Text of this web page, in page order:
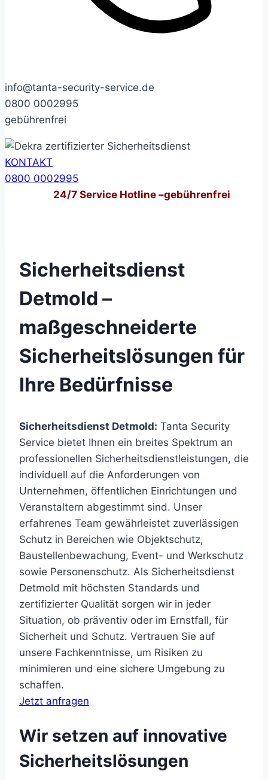
info@tanta-security-service.de
0800 0002995
gebührenfrei
KONTAKT
0800 0002995
24/7Service Hotline –gebührenfrei
Sicherheitsdienst
Detmold –
maßgeschneiderte
Sicherheitslösungen für
Ihre Bedürfnisse
Sicherheitsdienst Detmold: Tanta Security
Service bietet Ihnen ein breites Spektrum an
professionellen Sicherheitsdienstleistungen, die
individuell auf die Anforderungen von
Unternehmen, öffentlichen Einrichtungen und
Veranstaltern abgestimmt sind. Unser
erfahrenes Team gewährleistet zuverlässigen
Schutz in Bereichen wie Objektschutz,
Baustellenbewachung, Event- und Werkschutz
sowie Personenschutz. Als Sicherheitsdienst
Detmold mit höchsten Standards und
zertifizierter Qualität sorgen wir in jeder
Situation, ob präventiv oder im Ernstfall, für
Sicherheit und Schutz. Vertrauen Sie auf
unsere Fachkenntnisse, um Risiken zu
minimieren und eine sichere Umgebung zu
schaffen.
Jetzt anfragen
Wir setzen auf innovative
Sicherheitslösungen